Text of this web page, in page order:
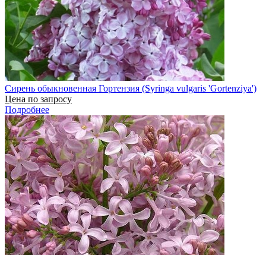
Сирень обыкновенная Гортензия (Syringa vulgaris 'Gortenziya')
Цена по запросу
Подробнее